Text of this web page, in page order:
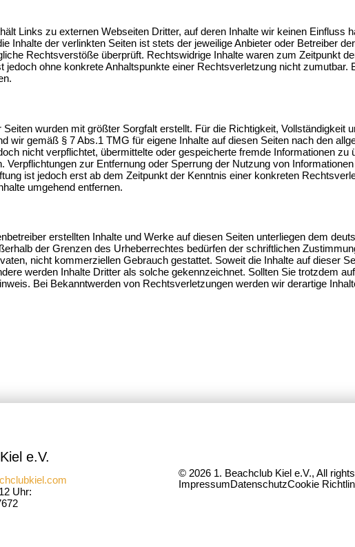
Links zu externen Webseiten Dritter, auf deren Inhalte wir keinen
Inhalte der verlinkten Seiten ist stets der jeweilige Anbieter oder Betreiber
Rechtsverstöße überprüft. Rechtswidrige Inhalte waren zum Zeitpunkt
jedoch ohne konkrete Anhaltspunkte einer Rechtsverletzung nicht
Seiten wurden mit größter Sorgfalt erstellt. Für die Richtigkeit,
wir gemäß § 7 Abs.1 TMG für eigene Inhalte auf diesen Seiten nach den
nicht verpflichtet, übermittelte oder gespeicherte fremde Informationen
Verpflichtungen zur Entfernung oder Sperrung der Nutzung von
ist jedoch erst ab dem Zeitpunkt der Kenntnis einer konkreten
umgehend entfernen.
erstellten Inhalte und Werke auf diesen Seiten unterliegen dem
der Grenzen des Urheberrechtes bedürfen der schriftlichen
nicht kommerziellen Gebrauch gestattet. Soweit die Inhalte auf dieser
werden Inhalte Dritter als solche gekennzeichnet. Sollten Sie trotzdem
Bei Bekanntwerden von Rechtsverletzungen werden wir derartige
e.V.
Uhr:
© 2026 1. Beachclub Kiel e.V., All
ImpressumDatenschutzCookie